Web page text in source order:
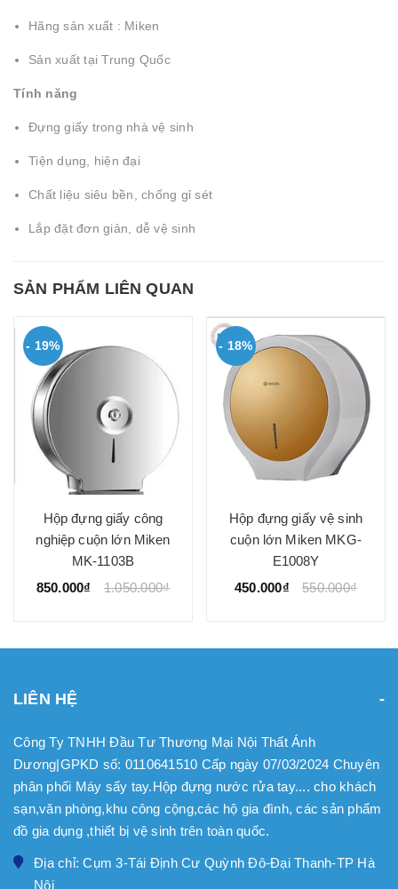
Hãng sản xuất : Miken
Sản xuất tại Trung Quốc
Tính năng
Đựng giấy trong nhà vệ sinh
Tiện dụng, hiện đại
Chất liệu siêu bền, chống gỉ sét
Lắp đặt đơn giản, dễ vệ sinh
SẢN PHẨM LIÊN QUAN
- 19%
Hộp đựng giấy công
nghiệp cuộn lớn Miken
MK-1103B
850.000₫
1.050.000₫
- 18%
Hộp đựng giấy vệ sinh
cuộn lớn Miken MKG-
E1008Y
450.000₫
550.000₫
LIÊN HỆ
Công Ty TNHH Đầu Tư Thương Mại Nội Thất Ánh
Dương|GPKD số: 0110641510 Cấp ngày 07/03/2024 Chuyên
phân phối Máy sấy tay.Hộp đựng nước rửa tay.... cho khách
sạn,văn phòng,khu công cộng,các hộ gia đình, các sản phẩm
đồ gia dụng ,thiết bị vệ sinh trên toàn quốc.
Địa chỉ: Cụm 3-Tái Định Cư Quỳnh Đô-Đại Thanh-TP Hà
Nội